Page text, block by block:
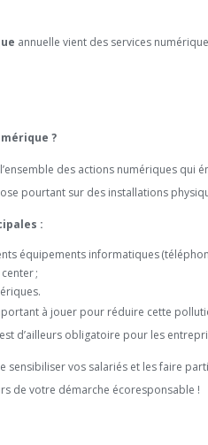
annuelle vient des services
?
des actions numériques qui
pourtant sur des installations
:
équipements informatiques
;
à jouer pour réduire cette
d’ailleurs obligatoire pour les
sensibiliser vos salariés et les faire
de votre démarche écoresponsable !